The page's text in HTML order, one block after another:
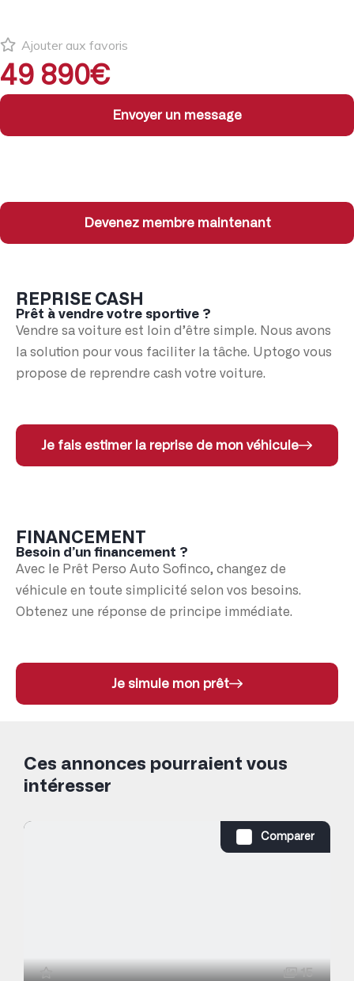
Ajouter aux favoris
49 890€
Envoyer un message
Devenez membre maintenant
REPRISE CASH
Prêt à vendre votre sportive ?
Vendre sa voiture est loin d’être simple. Nous avons
la solution pour vous faciliter la tâche. Uptogo vous
propose de reprendre cash votre voiture.
Je fais estimer la reprise de mon véhicule
FINANCEMENT
Besoin d’un financement ?
Avec le Prêt Perso Auto Sofinco, changez de
véhicule en toute simplicité selon vos besoins.
Obtenez une réponse de principe immédiate.
Je simule mon prêt
Ces annonces pourraient vous
intéresser
Comparer
15